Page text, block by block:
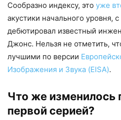
Сообразно индексу, это уже
акустики начального уровня,
дебютировал известный
Джонс. Нельзя не отметить,
лучшими по версии
Изображения и Звука (EISA).
Что же изменилось
первой серией?